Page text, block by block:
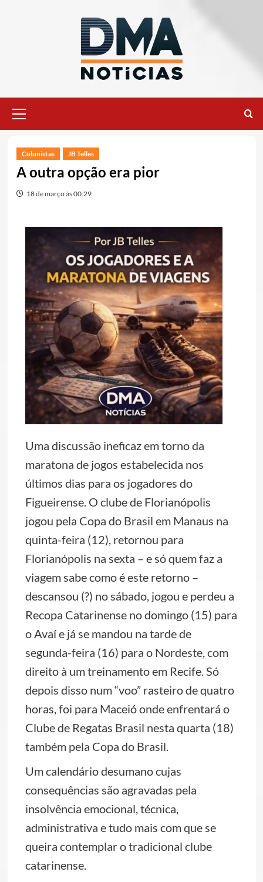
principal
Colunistas JB Telles
A outra opção era pior
18 de março às 00:29
Uma discussão ineficaz em torno da
maratona de jogos estabelecida nos
últimos dias para os jogadores do
Figueirense. O clube de Florianópolis
jogou pela Copa do Brasil em Manaus na
quinta-feira (12), retornou para
Florianópolis na sexta – e só quem faz a
viagem sabe como é este retorno –
descansou (?) no sábado, jogou e perdeu a
Recopa Catarinense no domingo (15) para
o Avaí e já se mandou na tarde de
segunda-feira (16) para o Nordeste, com
direito à um treinamento em Recife. Só
depois disso num “voo” rasteiro de quatro
horas, foi para Maceió onde enfrentará o
Clube de Regatas Brasil nesta quarta (18)
também pela Copa do Brasil.
Um calendário desumano cujas
consequências são agravadas pela
insolvência emocional, técnica,
administrativa e tudo mais com que se
queira contemplar o tradicional clube
catarinense.